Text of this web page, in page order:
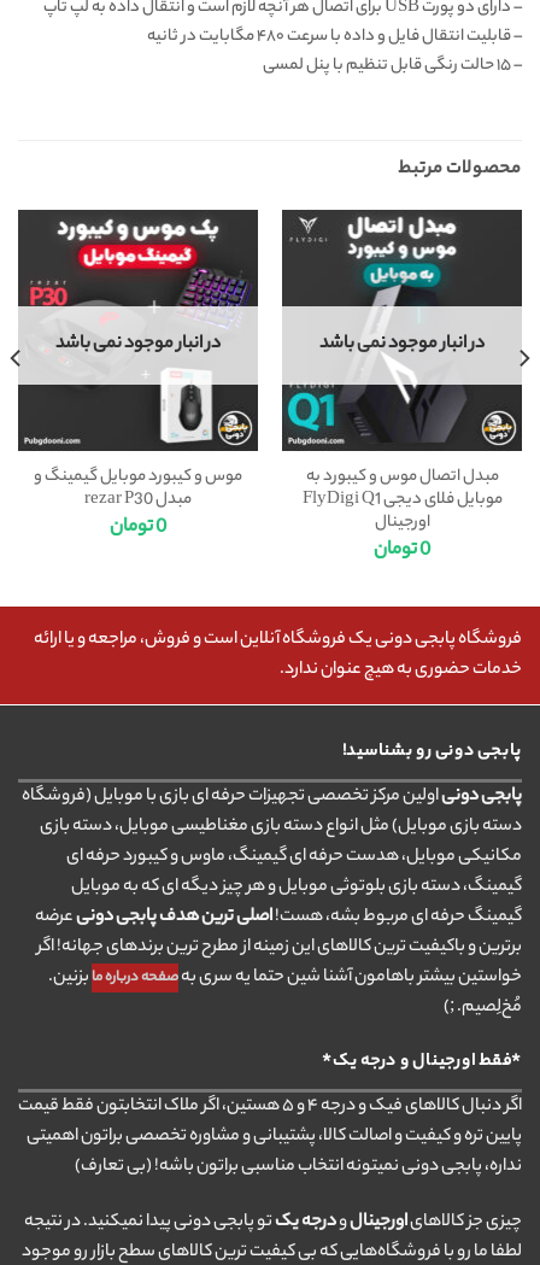
– دارای دو پورت USB برای اتصال هر آنچه لازم است و انتقال داده به لپ تاپ
– قابلیت انتقال فایل و داده با سرعت ۴۸۰ مگابایت در ثانیه
– ۱۵ حالت رنگی قابل تنظیم با پنل لمسی
محصولات مرتبط
در انبار موجود نمی باشد
مبدل اتصال موس و کیبورد به
موبایل فلای دیجی FlyDigi Q1
اورجینال
0تومان
در انبار موجود نمی باشد
موس و کیبورد موبایل گیمینگ و
مبدل rezar P30
0تومان
فروشگاه پابجی دونی یک فروشگاه آنلاین است و فروش، مراجعه و یا ارائه
خدمات حضوری به هیچ عنوان ندارد.
پابجی دونی رو بشناسید!
پابجی دونیاولین مرکز تخصصی تجهیزات حرفه ای بازی با موبایل (فروشگاه
دسته بازی موبایل) مثل انواع دسته بازی مغناطیسی موبایل، دسته بازی
مکانیکی موبایل، هدست حرفه ای گیمینگ، ماوس و کیبورد حرفه ای
گیمینگ، دسته بازی بلوتوثی موبایل و هر چیز دیگه ای که به موبایل
گیمینگ حرفه ای مربوط بشه، هست!اصلی ترین هدف پابجی دونیعرضه
برترین و باکیفیت ترین کالاهای این زمینه از مطرح ترین برندهای جهانه! اگر
خواستین بیشتر باهامون آشنا شین حتما یه سری بهصفحه درباره ما بزنین.
مُخ‌لِصیم. ;)
*فقط اورجینال و درجه یک*
اگر دنبال کالاهای فیک و درجه ۴ و ۵ هستین، اگر ملاک انتخابتون فقط قیمت
پایین تره و کیفیت و اصالت کالا، پشتیبانی و مشاوره تخصصی براتون اهمیتی
نداره، پابجی دونی نمیتونه انتخاب مناسبی براتون باشه! (بی تعارف)
چیزی جز کالاهایاورجینالودرجه یکتو پابجی دونی پیدا نمیکنید. در نتیجه
لطفا ما رو با فروشگاه‌هایی که بی کیفیت ترین کالاهای سطح بازار رو موجود